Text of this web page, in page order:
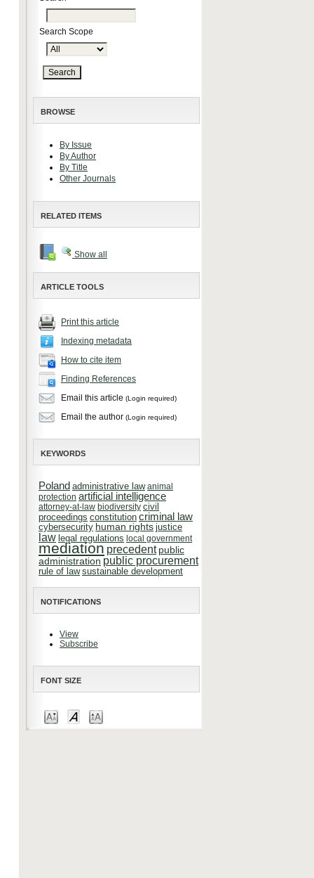
Search Scope
BROWSE
By Issue
By Author
By Title
Other Journals
RELATED ITEMS
Show all
ARTICLE TOOLS
Print this article
Indexing metadata
How to cite item
Finding References
Email this article (Login required)
Email the author (Login required)
KEYWORDS
Poland administrative law animal
protection artificial intelligence
attorney-at-law biodiversity civil
proceedings constitution criminal law
cybersecurity human rights justice
law legal regulations local government
mediation precedent public
administration public procurement
rule of law sustainable development
NOTIFICATIONS
View
Subscribe
FONT SIZE